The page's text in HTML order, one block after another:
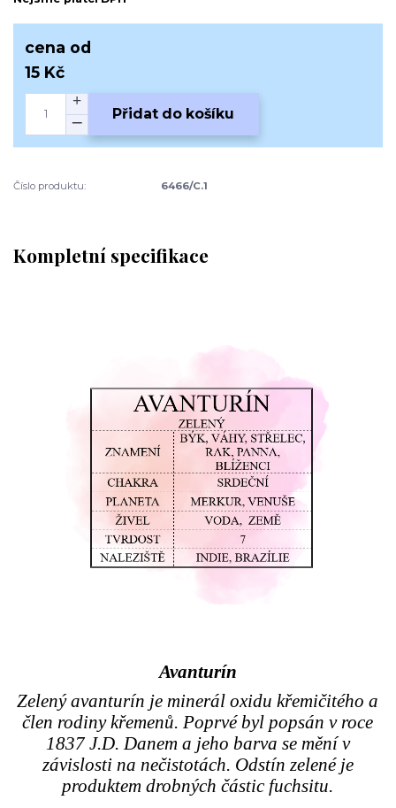
cena od
15 Kč
Přidat do košíku
Číslo produktu: 6466/C.1
Kompletní specifikace
Avanturín
Zelený avanturín je minerál oxidu křemičitého a
člen rodiny křemenů. Poprvé byl popsán v roce
1837 J.D. Danem a jeho barva se mění v
závislosti na nečistotách. Odstín zelené je
produktem drobných částic fuchsitu.